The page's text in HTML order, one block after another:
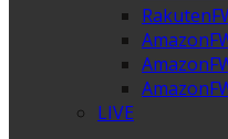
LIVE